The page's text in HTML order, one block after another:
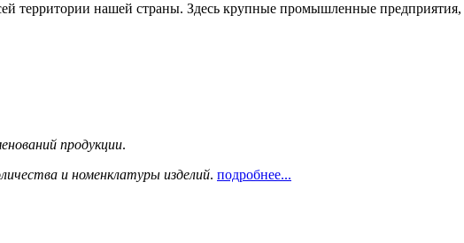
территории нашей страны. Здесь крупные промышленные
продукции.
и номенклатуры изделий. подробнее...